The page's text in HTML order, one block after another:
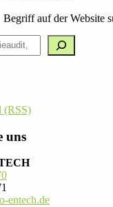
Begriff auf der Website
(RSS)
uns
entech.de